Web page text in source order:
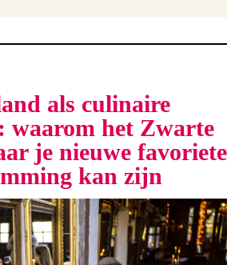
als culinaire
waarom het Zwarte
je nieuwe favoriete
kan zijn